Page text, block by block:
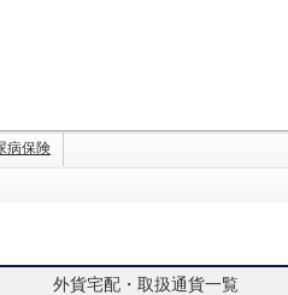
病保険
外貨宅配・取扱通貨一覧